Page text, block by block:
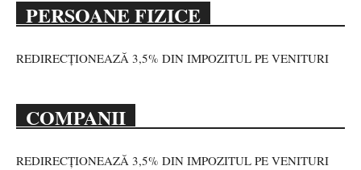
PERSOANE FIZICE
REDIRECȚIONEAZĂ 3,5% DIN IMPOZITUL PE VENITURI
COMPANII
REDIRECȚIONEAZĂ 3,5% DIN IMPOZITUL PE VENITURI